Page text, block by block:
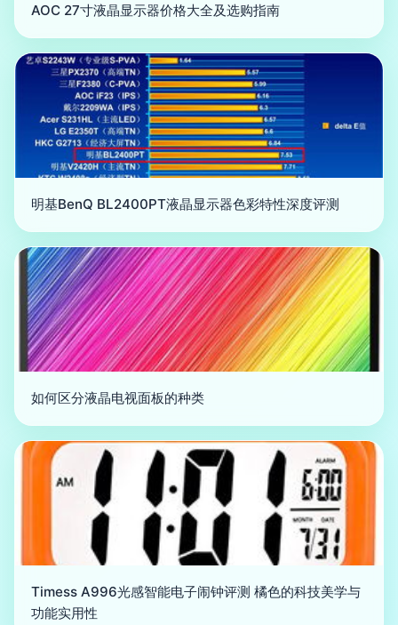
AOC 27寸液晶显示器价格大全及选购指南
明基BenQ BL2400PT液晶显示器色彩特性深度评测
如何区分液晶电视面板的种类
Timess A996光感智能电子闹钟评测 橘色的科技美学与
功能实用性